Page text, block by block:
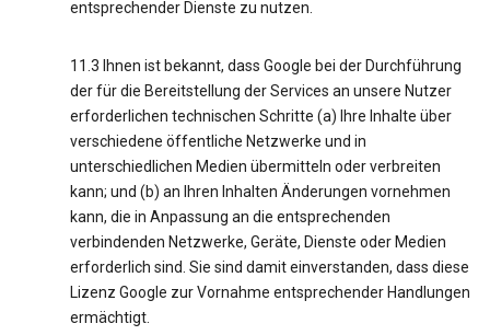
entsprechender Dienste zu nutzen.
11.3 Ihnen ist bekannt, dass Google bei der Durchführung
der für die Bereitstellung der Services an unsere Nutzer
erforderlichen technischen Schritte (a) Ihre Inhalte über
verschiedene öffentliche Netzwerke und in
unterschiedlichen Medien übermitteln oder verbreiten
kann; und (b) an Ihren Inhalten Änderungen vornehmen
kann, die in Anpassung an die entsprechenden
verbindenden Netzwerke, Geräte, Dienste oder Medien
erforderlich sind. Sie sind damit einverstanden, dass diese
Lizenz Google zur Vornahme entsprechender Handlungen
ermächtigt.